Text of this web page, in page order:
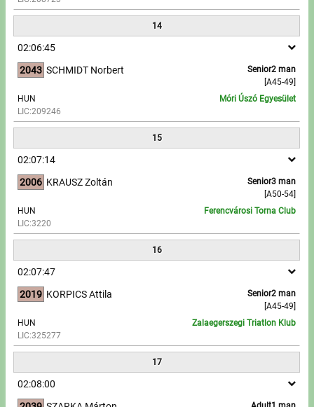
14
02:06:45
2043
Senior2 man
[A45-49]
SCHMIDT Norbert
HUN
LIC:209246
Móri Úszó Egyesület
15
02:07:14
2006
Senior3 man
[A50-54]
KRAUSZ Zoltán
HUN
LIC:3220
Ferencvárosi Torna Club
16
02:07:47
2019
Senior2 man
[A45-49]
KORPICS Attila
HUN
LIC:325277
Zalaegerszegi Triatlon Klub
17
02:08:00